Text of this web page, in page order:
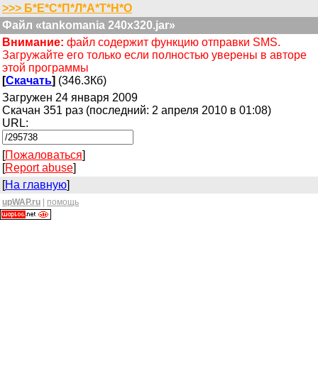
>>> Б*Е*С*П*Л*А*Т*Н*О
Файл «tankomania 240x320.jar»
Внимание: файл содержит функцию отправки SMS.
Загружайте его только если полностью уверены в авторе
этой программы
[Скачать] (346.3Кб)
Загружен 24 января 2009
Скачан 351 раз (последний: 2 апреля 2010 в 01:08)
URL:
[Пожаловаться]
[Report abuse]
[На главную]
upWAP.ru помощь